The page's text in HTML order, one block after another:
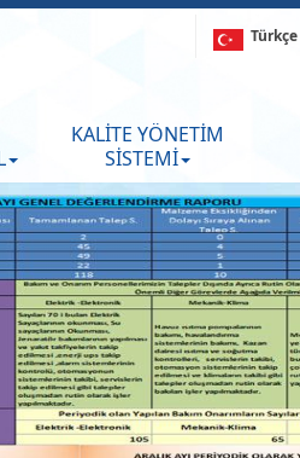
Türkçe
KALİTE YÖNETİM
SİSTEMİ